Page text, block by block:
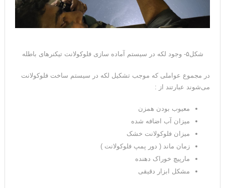
شکل۵- وجود لکه در سیستم آماده سازی فلوکولانت تیکنرهای باطله
در مجموع عواملی که موجب تشکیل لکه در سیستم ساخت فلوکولانت
می‌شوند عبارتند از :
معیوب بودن همزن
میزان آب اضافه شده
میزان فلوکولانت خشک
زمان ماند ( دور پمپ فلوکولانت )
مارپیچ خوراک دهنده
مشکل ابزار دقیقی